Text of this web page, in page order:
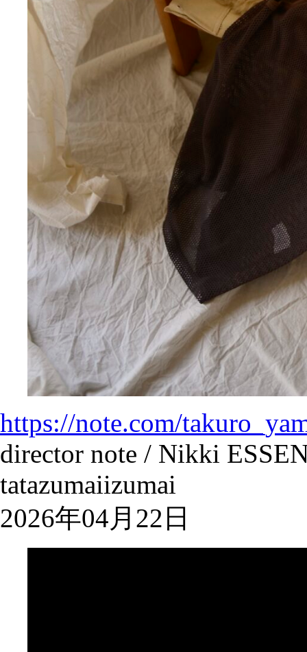
https://note.com/
director note / Nikki
tatazumaiizumai
2026年04月22日